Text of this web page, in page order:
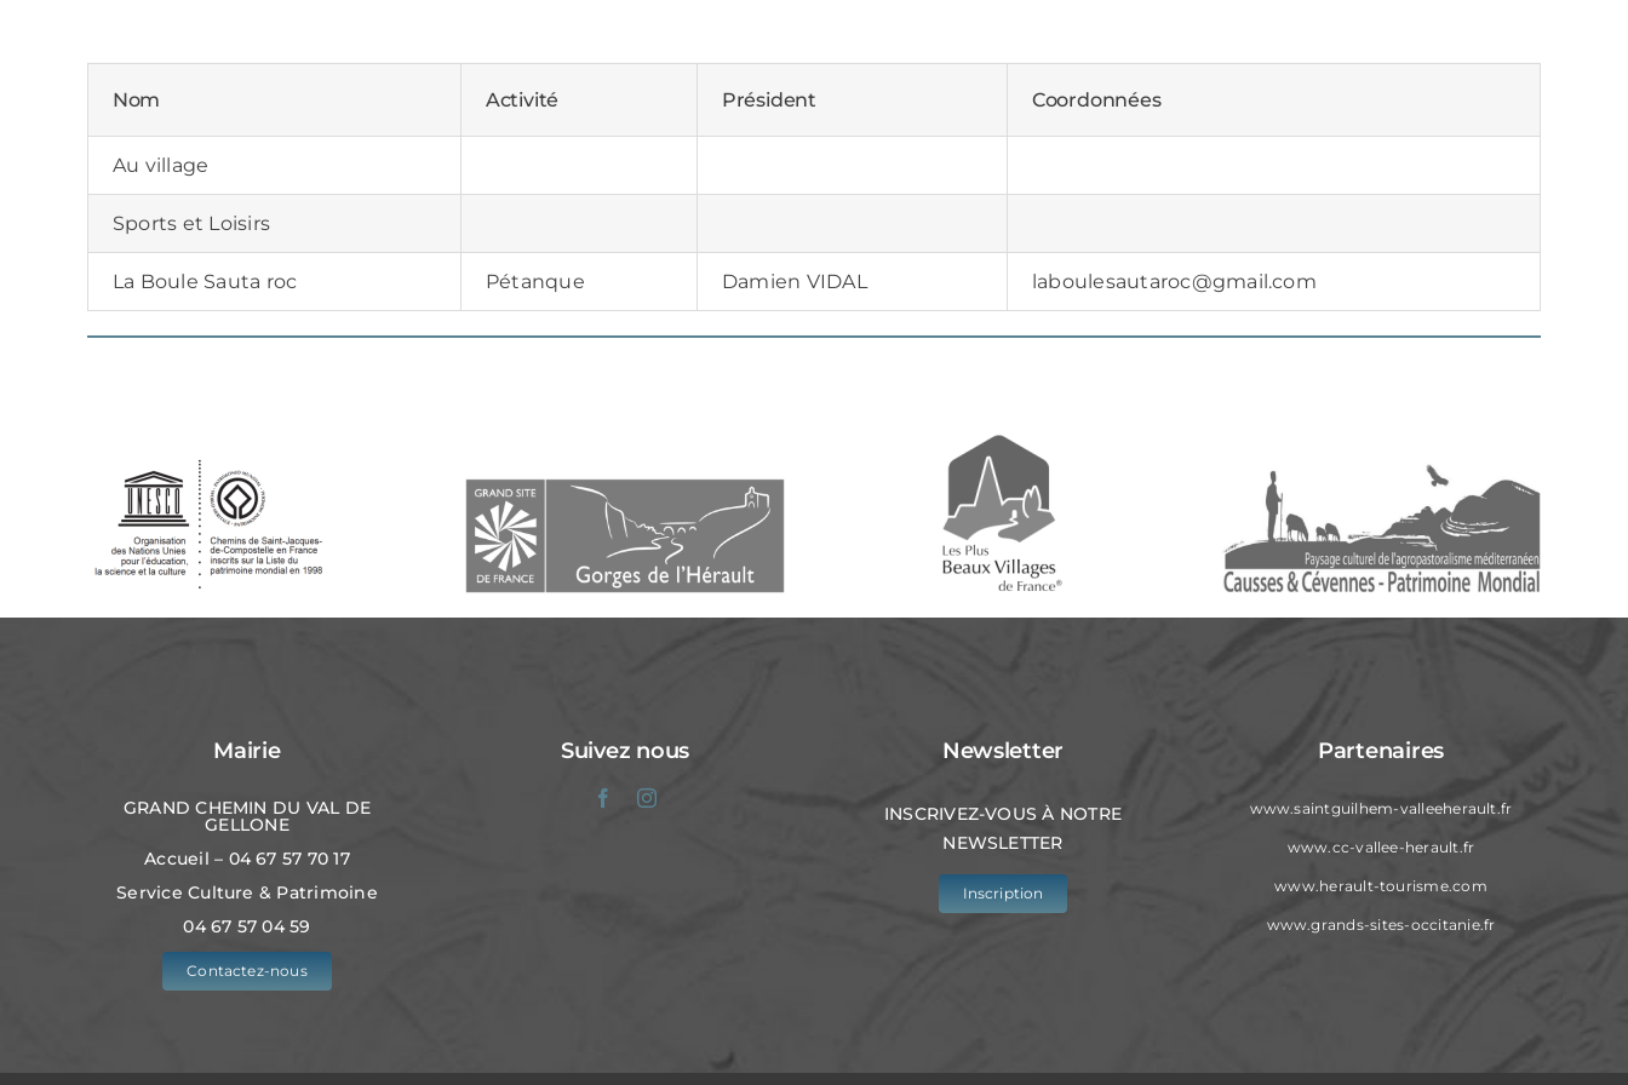
Nom Activité Président Coordonnées
Au village
Sports et Loisirs
La Boule Sauta roc Pétanque Damien VIDAL laboulesautaroc@gmail.com
Mairie
GRAND CHEMIN DU VAL DE
GELLONE
Accueil – 04 67 57 70 17
Service Culture & Patrimoine
04 67 57 04 59
Contactez-nous
Suivez nous Newsletter
INSCRIVEZ-VOUS À NOTRE
NEWSLETTER
Inscription
Partenaires
www.saintguilhem-valleeherault.fr
www.cc-vallee-herault.fr
www.herault-tourisme.com
www.grands-sites-occitanie.fr